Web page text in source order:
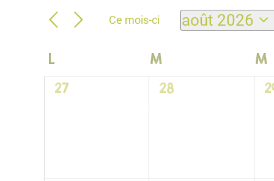
Évènements
Ce mois-ci
août 2026
Calendrier
de
Évènements
L M M
127
128
1